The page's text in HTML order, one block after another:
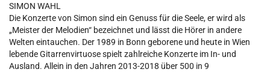
SIMON WAHL
Die Konzerte von Simon sind ein Genuss für die Seele, er wird als
„Meister der Melodien“ bezeichnet und lässt die Hörer in andere
Welten eintauchen. Der 1989 in Bonn geborene und heute in Wien
lebende Gitarrenvirtuose spielt zahlreiche Konzerte im In- und
Ausland. Allein in den Jahren 2013-2018 über 500 in 9